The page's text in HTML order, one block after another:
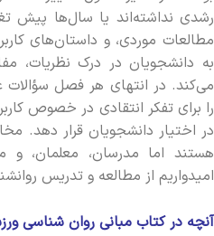
رشدی نداشته‌اند یا سال‌ها پیش
مطالعات موردی، و داستان‌های
به دانشجویان در درک نظریات،
می‌کند. در انتهای هر فصل سؤالات
را برای تفکر انتقادی در خصوص
در اختیار دانشجویان قرار دهد.
هستند اما مدرسان، معلمان، و
امیدواریم از مطالعه و تدریس
آنچه در کتاب مبانی روان شناسی